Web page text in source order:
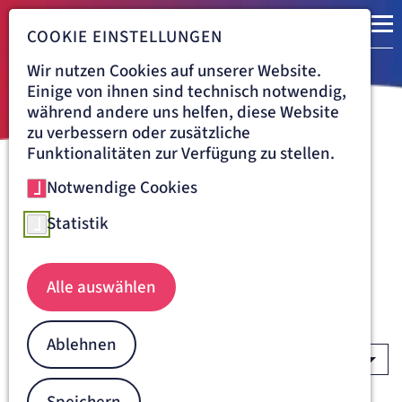
Navigationspfad
ARTEMED AKADEMIE AUSBILDUNG/STUDIUM
Starte mit einer Ausbildung
oder einem Studium bei der
Artemed
AUSBILDUNGSBERUF
STANDORT
COOKIE EINSTELLUNGEN
Wir nutzen Cookies auf unserer Website.
Einige von ihnen sind technisch notwendig,
während andere uns helfen, diese Website
zu verbessern oder zusätzliche
Funktionalitäten zur Verfügung zu stellen.
Notwendige Cookies
Statistik
Alle auswählen
Ablehnen